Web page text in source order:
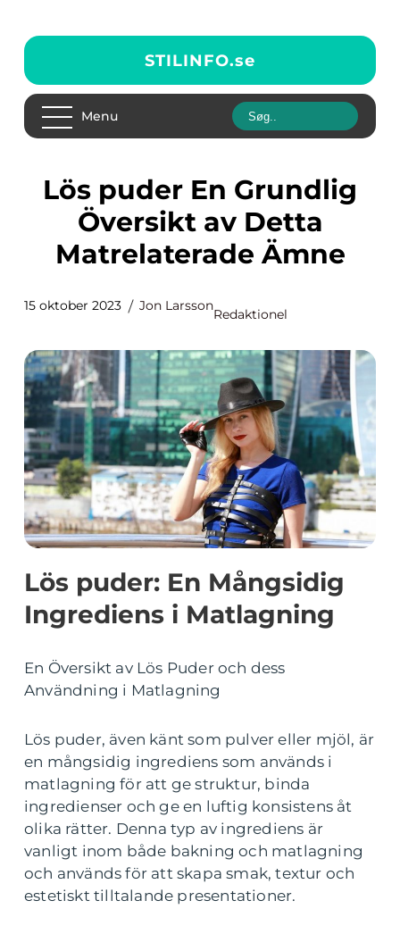
STILINFO.se
Menu
Lös puder En Grundlig
Översikt av Detta
Matrelaterade Ämne
15 oktober 2023 Jon Larsson
Redaktionel
Lös puder: En Mångsidig
Ingrediens i Matlagning
En Översikt av Lös Puder och dess
Användning i Matlagning
Lös puder, även känt som pulver eller mjöl, är
en mångsidig ingrediens som används i
matlagning för att ge struktur, binda
ingredienser och ge en luftig konsistens åt
olika rätter. Denna typ av ingrediens är
vanligt inom både bakning och matlagning
och används för att skapa smak, textur och
estetiskt tilltalande presentationer.